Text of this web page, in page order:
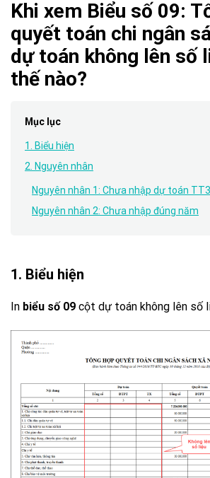
Khi xem Biểu số 09:
quyết toán chi ngân
dự toán không lên số
thế nào?
Mục lục
1. Biểu hiện
2. Nguyên nhân
Nguyên nhân 1: Chưa nhập dự toán
Nguyên nhân 2: Chưa nhập đúng năm
1. Biểu hiện
In biểu số 09 cột dự toán không lên số